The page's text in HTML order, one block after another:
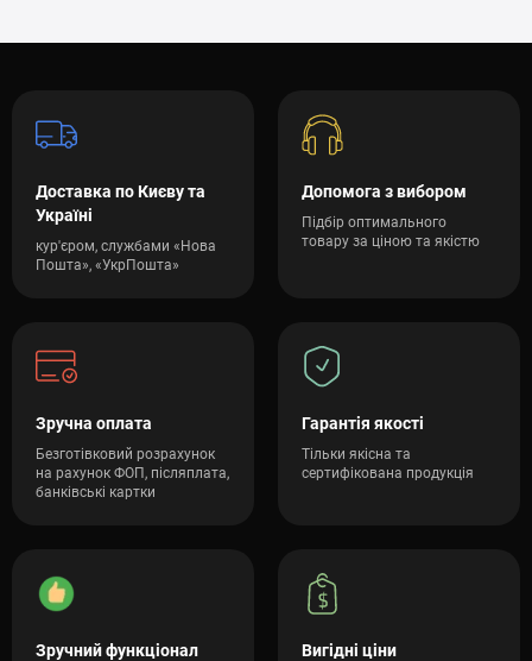
Доставка по Києву та
Україні
кур'єром, службами «Нова
Пошта», «УкрПошта»
Допомога з вибором
Підбір оптимального
товару за ціною та якістю
Зручна оплата
Безготівковий розрахунок
на рахунок ФОП, післяплата,
банківські картки
Гарантія якості
Тільки якісна та
сертифікована продукція
Зручний функціонал Вигідні ціни